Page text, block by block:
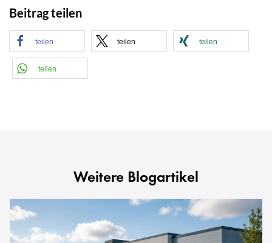
Beitrag teilen
teilen teilen teilen
teilen
Weitere Blogartikel